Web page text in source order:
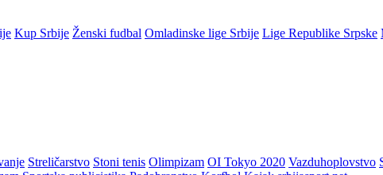
Kup Srbije Ženski fudbal Omladinske lige Srbije Lige Republike Srpske
Streličarstvo Stoni tenis Olimpizam OI Tokyo 2020 Vazduhoplovstvo